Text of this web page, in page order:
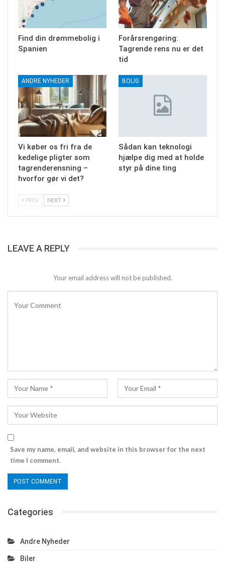
Find din drømmebolig i
Spanien
Forårsrengøring:
Tagrende rens nu er det
tid
ANDRE NYHEDER
Vi køber os fri fra de
kedelige pligter som
tagrenderensning –
hvorfor gør vi det?
BOLIG
Sådan kan teknologi
hjælpe dig med at holde
styr på dine ting
PREV NEXT
LEAVE A REPLY
Your email address will not be published.
Save my name, email, and website in this browser for the next
time I comment.
Categories
Andre Nyheder
Biler